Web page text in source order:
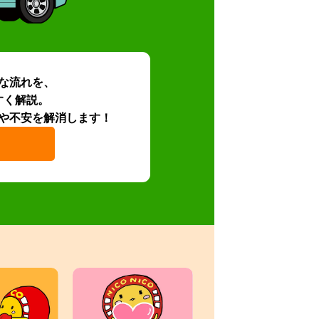
流れを、
解説。
不安を解消します！